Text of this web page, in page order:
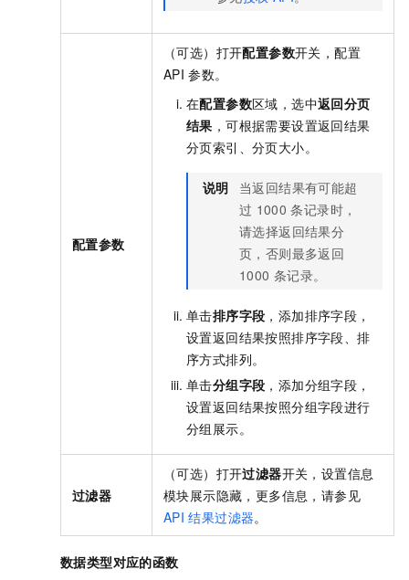
配置参数
（可选）打开配置参数开关，配置
API 参数。
在配置参数区域，选中返回分页
结果 ，可根据需要设置返回结果
分页索引、分页大小。
说明
当返回结果有可能超
过 1000 条记录时，
请选择返回结果分
页，否则最多返回
1000 条记录。
单击排序字段 ，添加排序字段，
设置返回结果按照排序字段、排
序方式排列。
单击分组字段 ，添加分组字段，
设置返回结果按照分组字段进行
分组展示。
过滤器
（可选）打开过滤器开关，设置信息
模块展示隐藏，更多信息，请参见
API 结果过滤器。
数据类型对应的函数